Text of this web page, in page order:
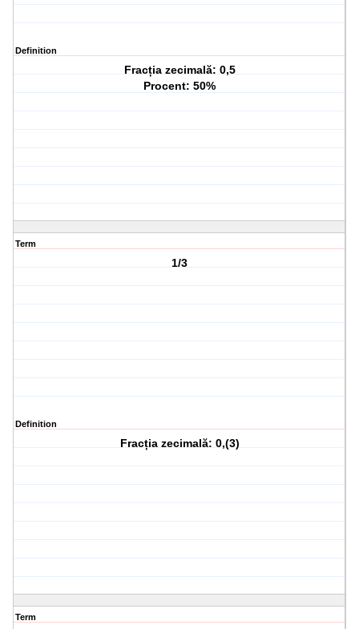
Definition
Fracția zecimală: 0,5
Procent: 50%
Term
1/3
Definition
Fracția zecimală: 0,(3)
Term